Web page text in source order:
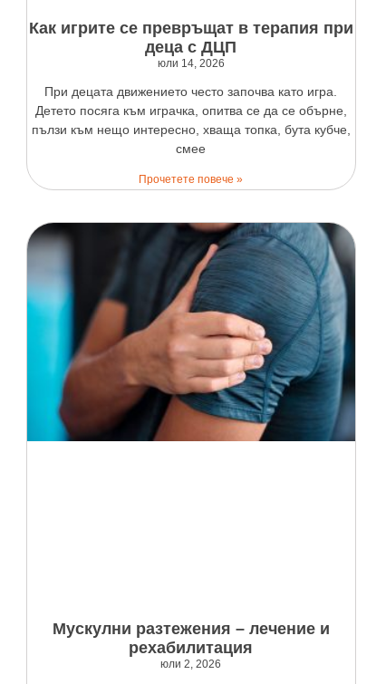
Как игрите се превръщат в терапия при
деца с ДЦП
юли 14, 2026
При децата движението често започва като игра.
Детето посяга към играчка, опитва се да се обърне,
пълзи към нещо интересно, хваща топка, бута кубче,
смее
Прочетете повече »
Мускулни разтежения – лечение и
рехабилитация
юли 2, 2026